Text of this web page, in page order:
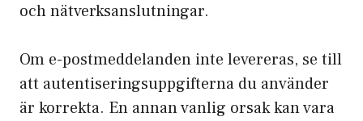
och nätverksanslutningar.
Om e-postmeddelanden inte levereras, se till
att autentiseringsuppgifterna du använder
är korrekta. En annan vanlig orsak kan vara